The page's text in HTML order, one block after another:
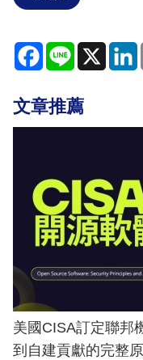
Facebook
Line X
文章推薦
美國CISA訂定聯邦
到自建貢獻的完整原